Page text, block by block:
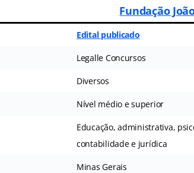
Fundação
Edital publicado
Legalle Concursos
Diversos
Nível médio e superior
Educação, administrativa,
contabilidade e jurídica
Minas Gerais